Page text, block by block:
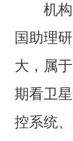
机构同
国助理
大，属
期看卫
控系统